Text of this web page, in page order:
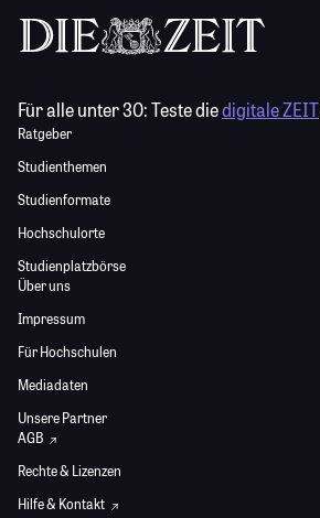
Für alle unter 30:Teste diedigitale ZEIT
Ratgeber
Studienthemen
Studienformate
Hochschulorte
Studienplatzbörse
Über uns
Impressum
Für Hochschulen
Mediadaten
Unsere Partner
AGB
Rechte & Lizenzen
Hilfe & Kontakt